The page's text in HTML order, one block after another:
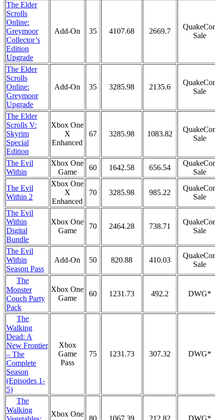
The Elder
Scrolls
Online:
Greymoor
Collector’s
Edition
Upgrade
Add-On 35 4107.68 2669.7
QuakeCon
Sale
The Elder
Scrolls
Online:
Greymoor
Upgrade
Add-On 35 3285.98 2135.6
QuakeCon
Sale
The Elder
Scrolls V:
Skyrim
Special
Edition
Xbox One
X
Enhanced
67 3285.98 1083.82
QuakeCon
Sale
The Evil
Within
Xbox One
Game
60 1642.58 656.54
QuakeCon
Sale
The Evil
Within 2
Xbox One
X
Enhanced
70 3285.98 985.22
QuakeCon
Sale
The Evil
Within
Digital
Bundle
Xbox One
Game
70 2464.28 738.71
QuakeCon
Sale
The Evil
Within
Season Pass
Add-On 50 820.88 410.03
QuakeCon
Sale
The
Monster
Couch Party
Pack
Xbox One
Game
60 1231.73 492.2 DWG*
The
Walking
Dead: A
New Frontier
– The
Complete
Season
(Episodes 1-
5)
Xbox
Game
Pass
75 1231.73 307.32 DWG*
The
Walking
Xbox One